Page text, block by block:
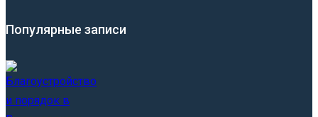
Популярные записи